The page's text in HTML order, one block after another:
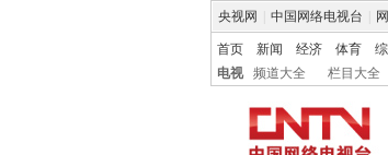
央视网 中国网络电视台
首页 新闻 经济 体育
电视
频道大全 栏目大全